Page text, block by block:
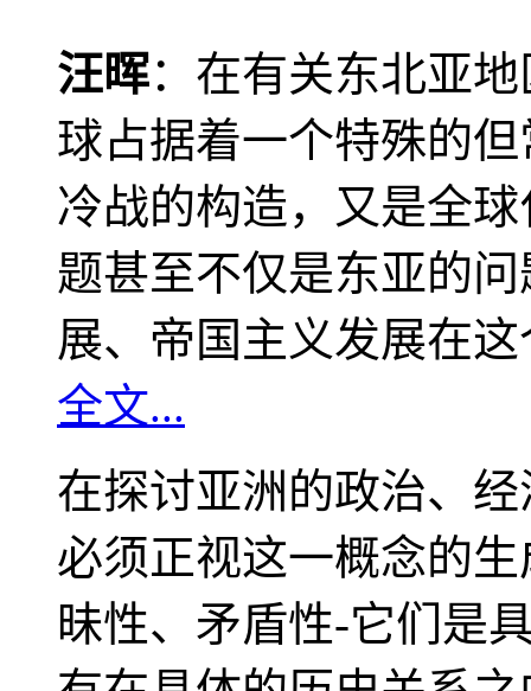
汪晖：在有关东北亚
球占据着一个特殊的
冷战的构造，又是全
题甚至不仅是东亚的
展、帝国主义发展在
全文...
在探讨亚洲的政治、
必须正视这一概念的
昧性、矛盾性-它们是